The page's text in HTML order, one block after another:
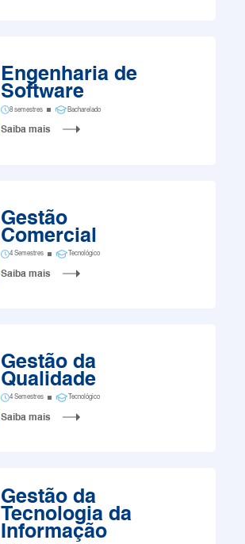
Engenharia de
Software
8 semestres Bacharelado
Saiba mais
Gestão
Comercial
4 Semestres Tecnológico
Saiba mais
Gestão da
Qualidade
4 Semestres Tecnológico
Saiba mais
Gestão da
Tecnologia da
Informação